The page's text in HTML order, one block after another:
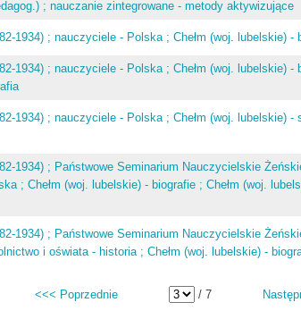
; nauczanie zintegrowane - metody aktywizujące
1934) ; nauczyciele - Polska ; Chełm (woj. lubelskie) -
1934) ; nauczyciele - Polska ; Chełm (woj. lubelskie) -
1934) ; nauczyciele - Polska ; Chełm (woj. lubelskie)
1934) ; Państwowe Seminarium Nauczycielskie
; Chełm (woj. lubelskie) - biografie ; Chełm (woj.
1934) ; Państwowe Seminarium Nauczycielskie
i oświata - historia ; Chełm (woj. lubelskie) -
<<< Poprzednie / 7